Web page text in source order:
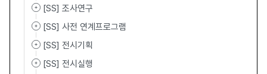
[SS] 조사연구
[SS] 사전 연계프로그램
[SS] 전시기획
[SS] 전시실행